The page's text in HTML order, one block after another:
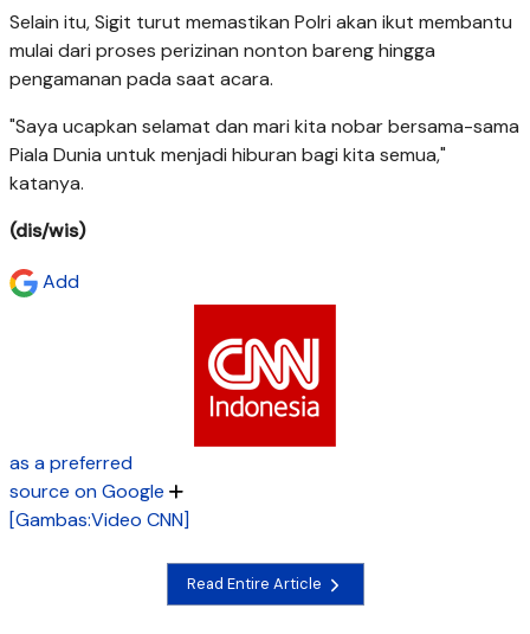
Selain itu, Sigit turut memastikan Polri akan ikut membantu
mulai dari proses perizinan nonton bareng hingga
pengamanan pada saat acara.
"Saya ucapkan selamat dan mari kita nobar bersama-sama
Piala Dunia untuk menjadi hiburan bagi kita semua,"
katanya.
(dis/wis)
Add
as a preferred
source on Google
[Gambas:Video CNN]
Read Entire Article